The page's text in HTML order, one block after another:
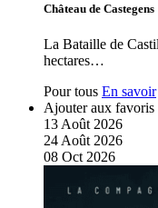
Château de Castegens
La Bataille de
hectares…
Pour tous En savoir
Ajouter aux favoris
13 Août 2026
24 Août 2026
08 Oct 2026